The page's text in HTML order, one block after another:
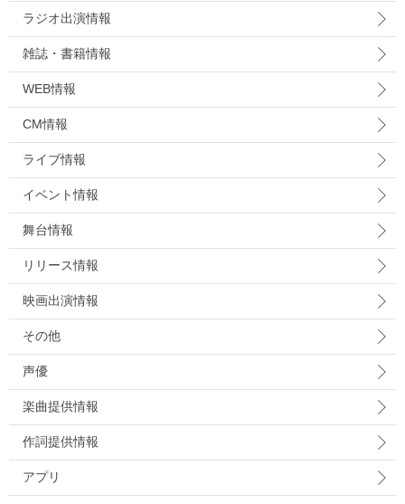
ラジオ出演情報
雑誌・書籍情報
WEB情報
CM情報
ライブ情報
イベント情報
舞台情報
リリース情報
映画出演情報
その他
声優
楽曲提供情報
作詞提供情報
アプリ